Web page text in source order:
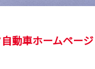
動車ホームペー